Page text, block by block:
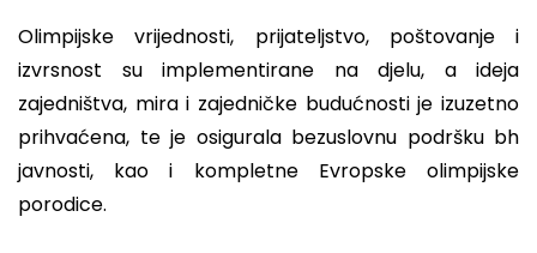
Olimpijske vrijednosti, prijateljstvo, poštovanje i
izvrsnost su implementirane na djelu, a ideja
zajedništva, mira i zajedničke budućnosti je izuzetno
prihvaćena, te je osigurala bezuslovnu podršku bh
javnosti, kao i kompletne Evropske olimpijske
porodice.